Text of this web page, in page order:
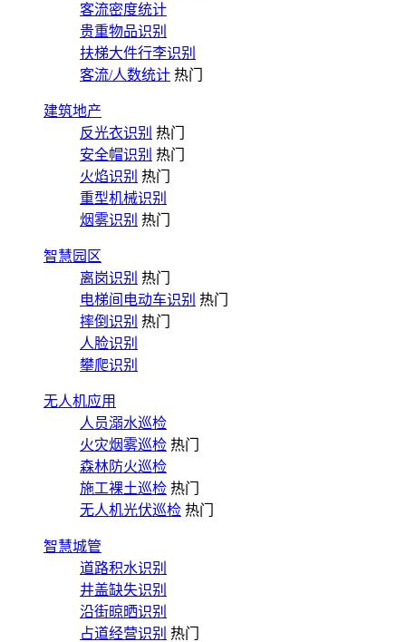
客流密度统计
贵重物品识别
扶梯大件行李识别
客流/人数统计 热门
建筑地产
反光衣识别 热门
安全帽识别 热门
火焰识别 热门
重型机械识别
烟雾识别 热门
智慧园区
离岗识别 热门
电梯间电动车识别 热门
摔倒识别 热门
人脸识别
攀爬识别
无人机应用
人员溺水巡检
火灾烟雾巡检 热门
森林防火巡检
施工裸土巡检 热门
无人机光伏巡检 热门
智慧城管
道路积水识别
井盖缺失识别
沿街晾晒识别
占道经营识别 热门